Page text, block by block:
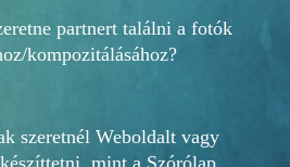
partnert találni a fotók
kompozitálásához?
szeretnél Weboldalt vagy
mint a Szórólap,